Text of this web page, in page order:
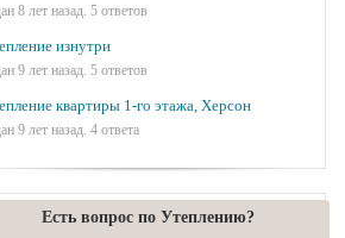
8 лет назад. 5 ответов
изнутри
9 лет назад. 5 ответов
квартиры 1-го этажа, Херсон
9 лет назад. 4 ответа
Есть вопрос по Утеплению?